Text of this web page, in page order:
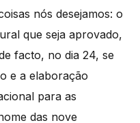
nós desejamos: o
que seja aprovado,
facto, no dia 24, se
e a elaboração
para as
das nove